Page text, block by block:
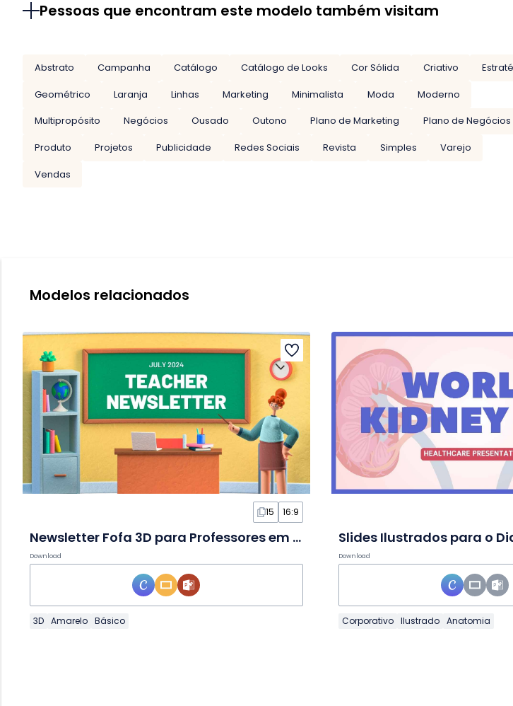
Pessoas que encontram este modelo também visitam
Abstrato Campanha Catálogo Catálogo de Looks Cor Sólida Criativo
Geométrico
Laranja Linhas Marketing Minimalista Moda
Moderno
Multipropósito
Negócios Ousado Outono Plano de Marketing
Plano de Negócios
Produto
Projetos Publicidade Redes Sociais Revista Simples
Varejo
Vendas
Modelos relacionados
15 16:9
Newsletter Fofa 3D para Professores em Slides
Download
3D Amarelo Básico
Download
Corporativo Ilustrado Anatomia